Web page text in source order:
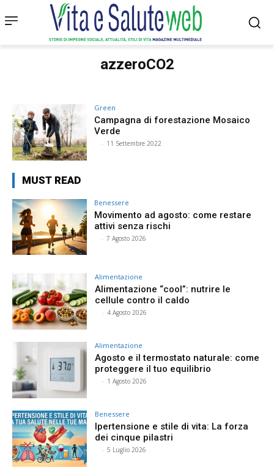
azzeroCO2
Green
Campagna di forestazione Mosaico
Verde
- 11 Settembre 2022
MUST READ
Benessere
Movimento ad agosto: come restare
attivi senza rischi
- 7 Agosto 2026
Alimentazione
Alimentazione “cool”: nutrire le
cellule contro il caldo
- 4 Agosto 2026
Alimentazione
Agosto e il termostato naturale: come
proteggere il tuo equilibrio
- 1 Agosto 2026
Benessere
Ipertensione e stile di vita: La forza
dei cinque pilastri
- 5 Luglio 2026